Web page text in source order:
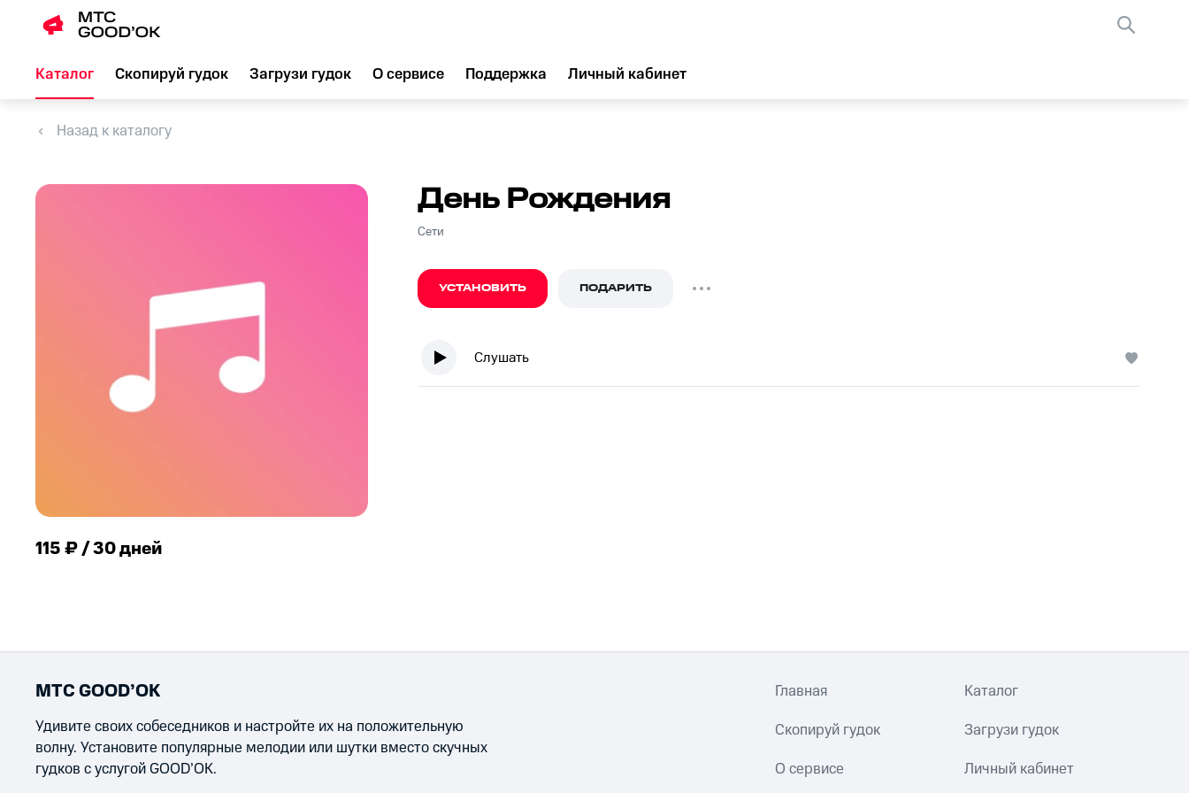
Каталог Скопируй гудок Загрузи гудок О сервисе Поддержка Личный кабинет
Назад к каталогу
115 ₽ / 30 дней
День Рождения
Сети
УСТАНОВИТЬ ПОДАРИТЬ
Слушать
МТС GOOD’OK
Удивите своих собеседников и настройте их на положительную
волну. Установите популярные мелодии или шутки вместо скучных
гудков с услугой GOOD’OK.
Главная Каталог
Скопируй гудок Загрузи гудок
О сервисе Личный кабинет